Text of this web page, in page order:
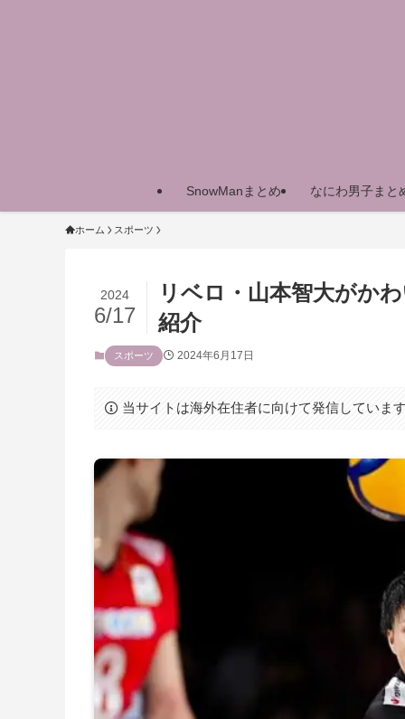
SnowManまとめ なにわ男子まと
ホーム スポーツ
リベロ・山本智大がか
紹介
2024
6/17
スポーツ 2024年6月17日
当サイトは海外在住者に向けて発信していま